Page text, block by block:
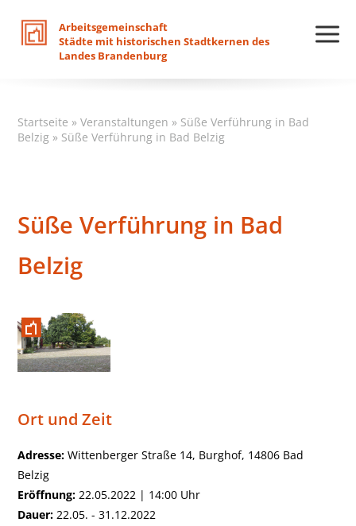
Arbeitsgemeinschaft
Städte mit historischen Stadtkernen des
Landes Brandenburg
Startseite »Veranstaltungen » Süße Verführung in Bad
Belzig » Süße Verführung in Bad Belzig
Süße Verführung in Bad
Belzig
Ort und Zeit
Adresse: Wittenberger Straße 14, Burghof, 14806 Bad
Belzig
Eröffnung: 22.05.2022 | 14:00 Uhr
Dauer: 22.05. - 31.12.2022